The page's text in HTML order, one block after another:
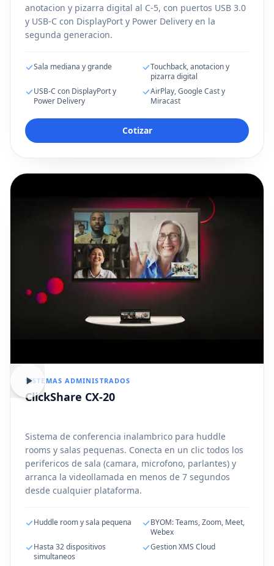
anotacion y pizarra digital al C-5, con puertos USB 3.0
y USB-C con DisplayPort y Power Delivery en la
segunda generacion.
Sala mediana y grande
Touchback, anotacion y
pizarra digital
USB-C con DisplayPort y
Power Delivery
AirPlay, Google Cast y
Miracast
Cotizar
SISTEMAS ADMINISTRADOS
ClickShare CX-20
Sistema de conferencia inalambrico para huddle
rooms y salas pequenas. Conecta en un clic todos los
perifericos de sala (camara, microfono, parlantes) y
arranca la videollamada en menos de 7 segundos
desde cualquier plataforma.
Huddle room y sala pequena
BYOM: Teams, Zoom, Meet,
Webex
Hasta 32 dispositivos
simultaneos
Gestion XMS Cloud